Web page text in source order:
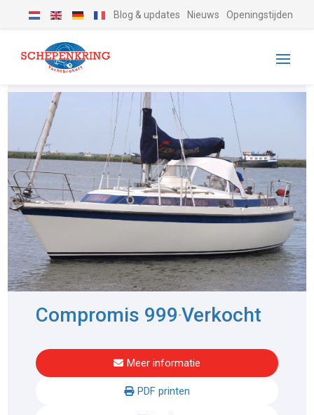
Blog & updates Nieuws Openingstijden
Compromis 999-Verkocht
Meer informatie
PDF printen